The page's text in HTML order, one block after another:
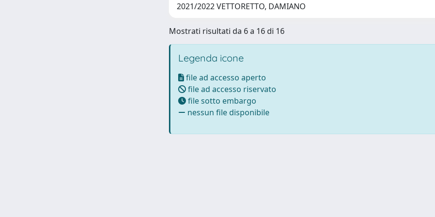
2021/2022 VETTORETTO, DAMIANO
Mostrati risultati da 6 a 16 di 16
Legenda icone
file ad accesso aperto
file ad accesso riservato
file sotto embargo
nessun file disponibile